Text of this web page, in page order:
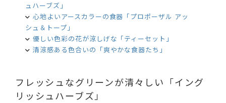
ュハーブズ」
心地よいアースカラーの食器「プロポーザル アッ
シュ＆トープ」
優しい色彩の花が涼しげな「ティーセット」
清涼感ある色合いの「爽やかな食器たち」
フレッシュなグリーンが清々しい「イング
リッシュハーブズ」